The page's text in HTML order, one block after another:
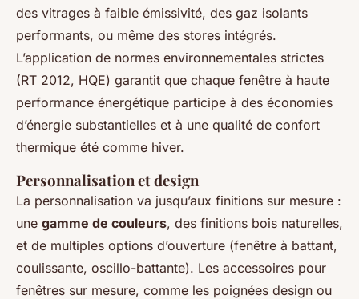
des vitrages à faible émissivité, des gaz isolants
performants, ou même des stores intégrés.
L’application de normes environnementales strictes
(RT 2012, HQE) garantit que chaque fenêtre à haute
performance énergétique participe à des économies
d’énergie substantielles et à une qualité de confort
thermique été comme hiver.
Personnalisation et design
La personnalisation va jusqu’aux finitions sur mesure :
une gamme de couleurs, des finitions bois naturelles,
et de multiples options d’ouverture (fenêtre à battant,
coulissante, oscillo-battante). Les accessoires pour
fenêtres sur mesure, comme les poignées design ou